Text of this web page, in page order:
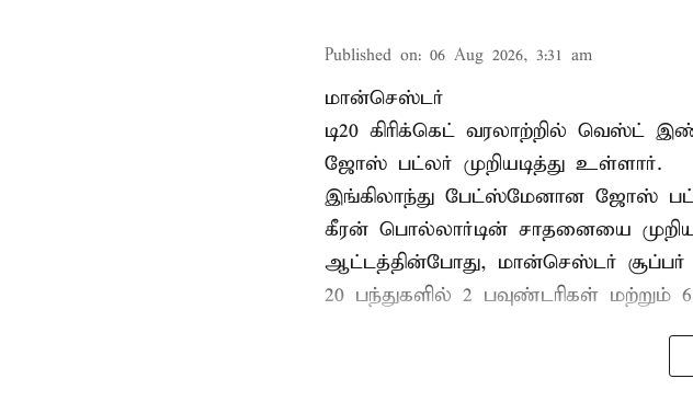
Published on: 06 Aug 2026, 3:31 am
மான்செஸ்டர்
டி20 கிரிக்கெட் வரலாற்றில்
ஜோஸ் பட்லர் முறியடித்து உள்ளார்.
இங்கிலாந்து பேட்ஸ்மேனான ஜோஸ்
கீரன் பொல்லார்டின் சாதனையை
ஆட்டத்தின்போது, மான்செஸ்டர்
20 பந்துகளில் 2 பவுண்டரிகள் மற்றும் 6